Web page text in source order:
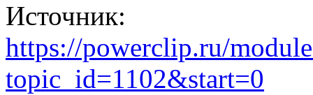
Источник:
https://powerclip.ru/
topic_id=1102&start=0